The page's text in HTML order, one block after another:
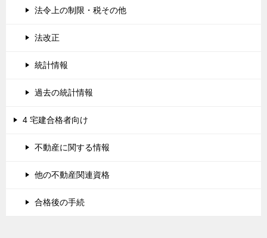
法令上の制限・税その他
法改正
統計情報
過去の統計情報
4 宅建合格者向け
不動産に関する情報
他の不動産関連資格
合格後の手続